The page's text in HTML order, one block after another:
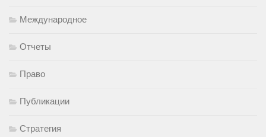
Международное
Отчеты
Право
Публикации
Стратегия